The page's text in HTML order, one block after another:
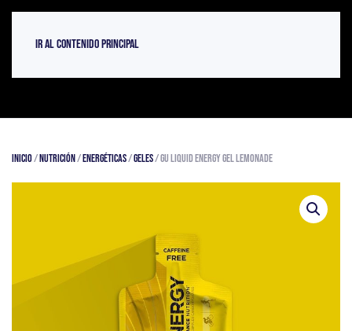
Ir al contenido principal
Inicio/Nutrición/Energéticas/Geles/ GU LIQUID ENERGY GEL LEMONADE